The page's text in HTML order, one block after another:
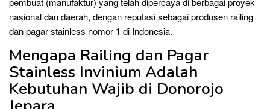
nasional dan daerah, dengan reputasi sebagai produsen railing
dan pagar stainless nomor 1 di Indonesia.
Mengapa Railing dan Pagar
Stainless Invinium Adalah
Kebutuhan Wajib di Donorojo